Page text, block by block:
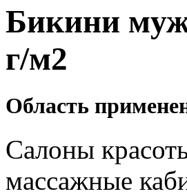
Бикини
г/м2
Область
Салоны
массажные